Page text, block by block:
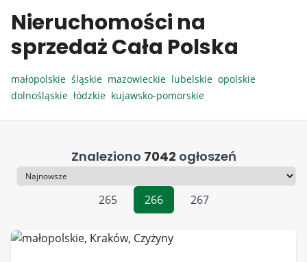
Nieruchomości na
sprzedaż Cała Polska
małopolskie śląskie mazowieckie lubelskie opolskie
dolnośląskie łódzkie kujawsko-pomorskie
Znaleziono 7042 ogłoszeń
Sortowanie
265
266 267